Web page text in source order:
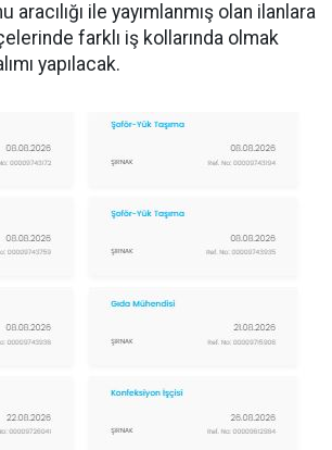
aracılığı ile yayımlanmış olan ilanlara
farklı iş kollarında olmak
yapılacak.